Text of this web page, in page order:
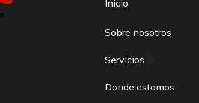
Inicio
Sobre nosotros
Servicios
Donde estamos